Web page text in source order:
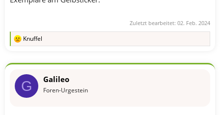
Zuletzt bearbeitet: 02. Feb. 2024
R
k
o
Knuffel
G Galileo
Foren-Urgestein